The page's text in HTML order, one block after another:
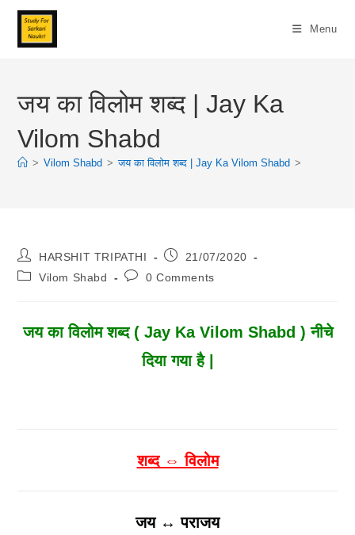
Skip
Content
Menu
जय का विलोम शब्द | Jay Ka
Vilom Shabd
> Vilom Shabd > जय का विलोम शब्द | Jay Ka Vilom Shabd >
Post
Author:
HARSHIT TRIPATHI
Post21/07/2020
PostVilom Shabd
Post0 Comments
जयका विलोम शब्द ( Jay Ka Vilom Shabd ) नीचे
दिया गया है |
शब्द ⇔ विलोम
जय ↔ पराजय